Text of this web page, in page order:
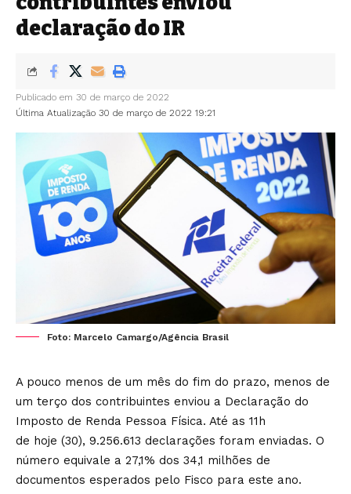
declaração do IR
Última Atualização 30 de março de 2022 19:21
Publicado em 30 de março de 2022
Foto: Marcelo Camargo/Agência Brasil
A pouco menos de um mês do fim do prazo, menos de
um terço dos contribuintes enviou a Declaração do
Imposto de Renda Pessoa Física. Até as 11h
de hoje (30), 9.256.613 declarações foram enviadas. O
número equivale a 27,1% dos 34,1 milhões de
documentos esperados pelo Fisco para este ano.